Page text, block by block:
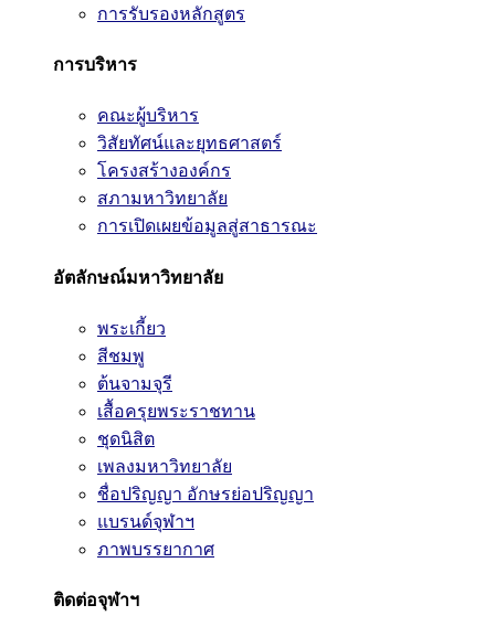
การรับรองหลักสูตร
การบริหาร
คณะผู้บริหาร
วิสัยทัศน์และยุทธศาสตร์
โครงสร้างองค์กร
สภามหาวิทยาลัย
การเปิดเผยข้อมูลสู่สาธารณะ
อัตลักษณ์มหาวิทยาลัย
พระเกี้ยว
สีชมพู
ต้นจามจุรี
เสื้อครุยพระราชทาน
ชุดนิสิต
เพลงมหาวิทยาลัย
ชื่อปริญญา อักษรย่อปริญญา
แบรนด์จุฬาฯ
ภาพบรรยากาศ
ติดต่อจุฬาฯ